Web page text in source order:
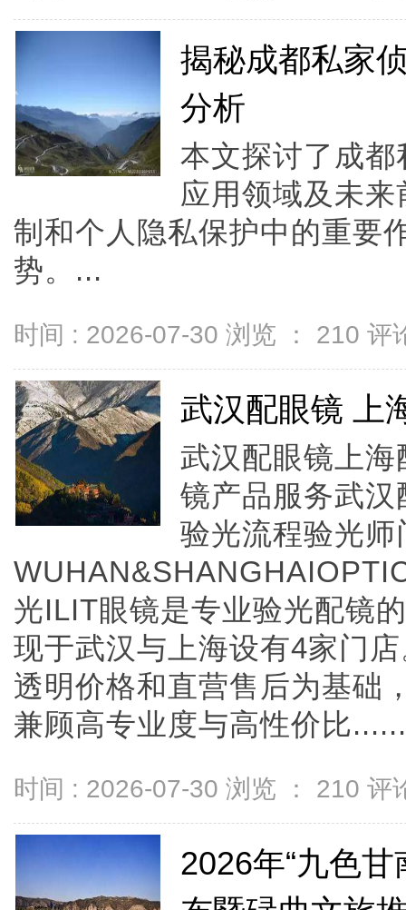
揭秘成都私家
分析
本文探讨了成
应用领域及未
制和个人隐私保护中的重要
势。...
时间 : 2026-07-30 浏览 ： 210 评
武汉配眼镜 上
武汉配眼镜上
镜产品服务武
验光流程验光
光ILIT眼镜是专业验光配镜
现于武汉与上海设有4家门
透明价格和直营售后为基础
兼顾高专业度与高性价比......
时间 : 2026-07-30 浏览 ： 210 评
2026年“九色